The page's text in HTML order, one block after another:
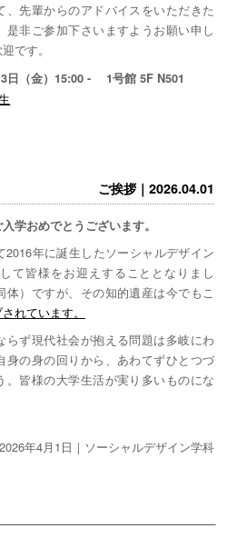
、先輩からのアドバイスをいただきた
是非ご参加下さいますようお願い申し
です。
日（金）15:00 - 1号館 5F N501
ご挨拶｜2026.04.01
学おめでとうございます。
2016年に誕生したソーシャルデザイン
て皆様をお迎えすることとなりまし
体）ですが、その知的遺産は今でもこ
れています。
らず現代社会が抱える問題は多岐にわ
身の身の回りから、あわてずひとつづ
。皆様の大学生活が実り多いものにな
2026年4月1日｜ソーシャルデザイン学科